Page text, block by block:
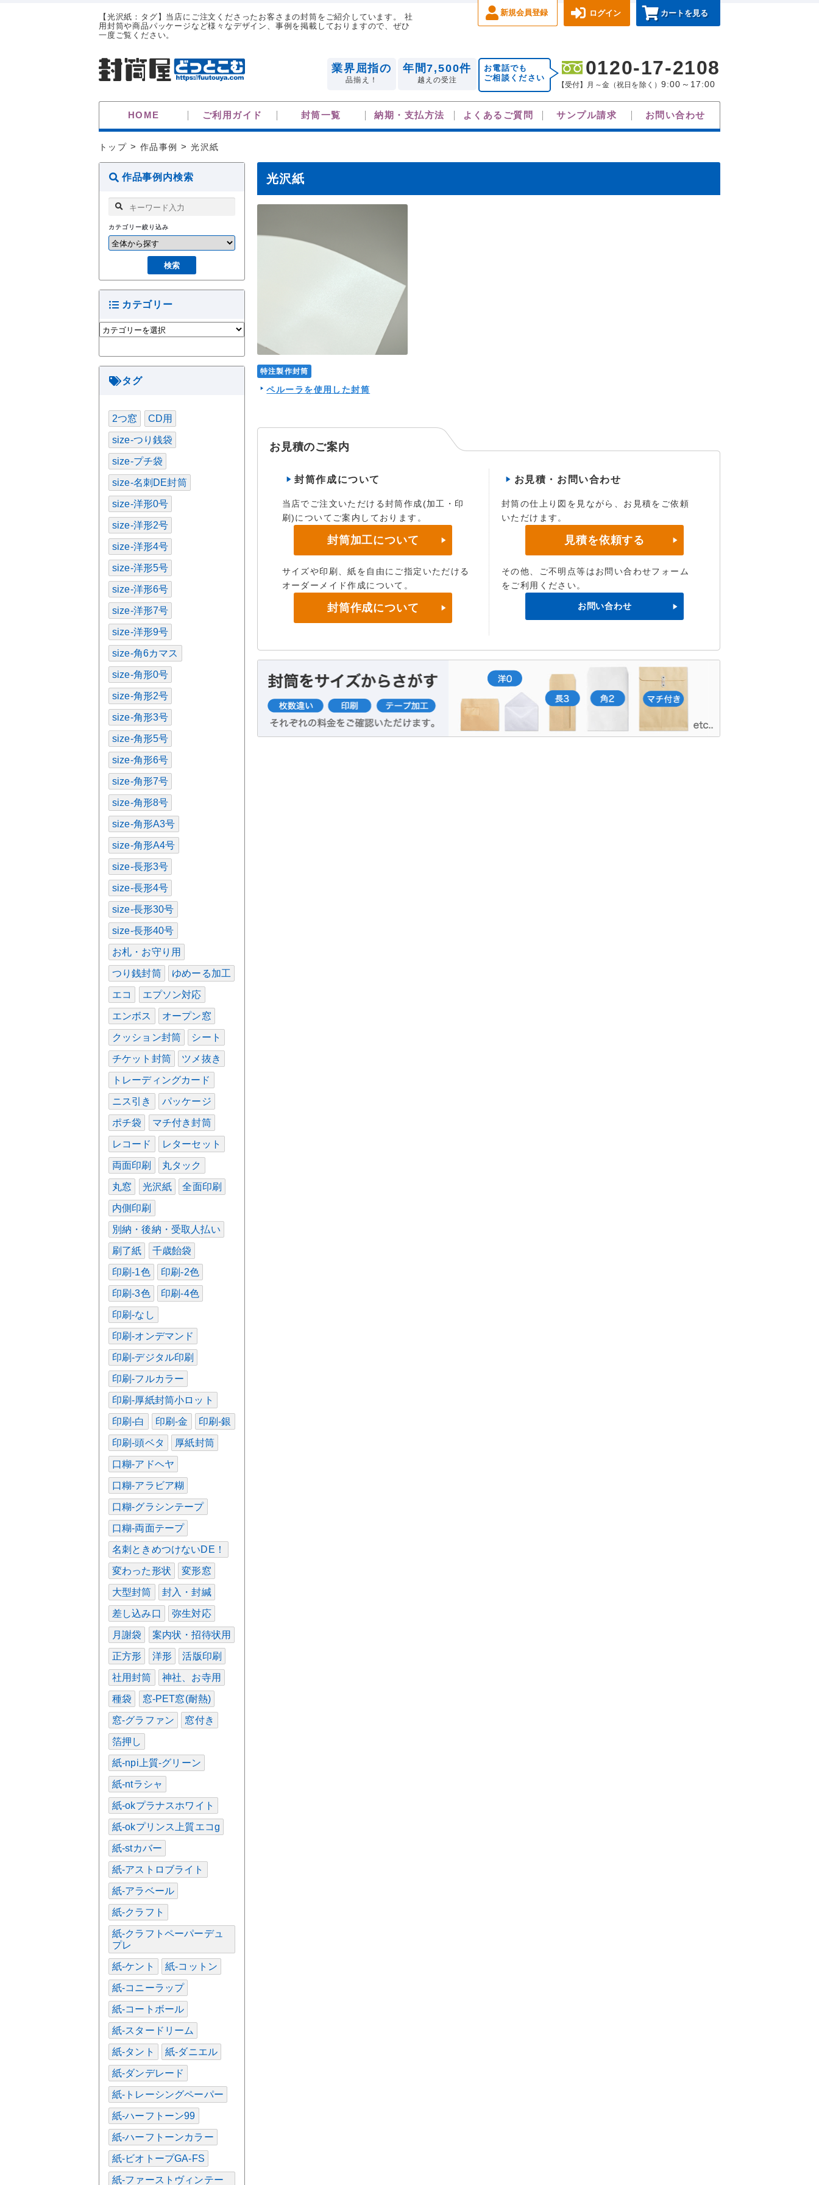
【光沢紙：タグ】当店にご注文くださったお客さまの封筒をご紹介しています。 社
用封筒や商品パッケージなど様々なデザイン、事例を掲載しておりますので、ぜひ
一度ご覧ください。
新規会員登録 ログイン カートを見る
業界屈指の
品揃え！
年間7,500件
越えの受注
お電話でも
ご相談ください
0120-17-2108
【受付】月～金（祝日を除く）9:00～17:00
HOME ご利用ガイド 封筒一覧 納期・支払方法 よくあるご質問 サンプル請求 お問い合わせ
トップ > 作品事例 >光沢紙
光沢紙
特注製作封筒
ペルーラを使用した封筒
お見積のご案内
封筒作成について
当店でご注文いただける封筒作成(加工・印
刷)についてご案内しております。
封筒加工について
サイズや印刷、紙を自由にご指定いただける
オーダーメイド作成について。
封筒作成について
お見積・お問い合わせ
封筒の仕上り図を見ながら、お見積をご依頼
いただけます。
見積を依頼する
その他、ご不明点等はお問い合わせフォーム
をご利用ください。
お問い合わせ
作品事例内検索
カテゴリー絞り込み
カテゴリー
カ
テ
タグ
2つ窓 CD用
size-つり銭袋
size-プチ袋
size-名刺DE封筒
size-洋形0号
size-洋形2号
size-洋形4号
size-洋形5号
size-洋形6号
size-洋形7号
size-洋形9号
size-角6カマス
size-角形0号
size-角形2号
size-角形3号
size-角形5号
size-角形6号
size-角形7号
size-角形8号
size-角形A3号
size-角形A4号
size-長形3号
size-長形4号
size-長形30号
size-長形40号
お札・お守り用
つり銭封筒 ゆめーる加工
エコ エプソン対応
エンボス オープン窓
クッション封筒 シート
チケット封筒 ツメ抜き
トレーディングカード
ニス引き パッケージ
ポチ袋 マチ付き封筒
レコード レターセット
両面印刷 丸タック
丸窓 光沢紙 全面印刷
内側印刷
別納・後納・受取人払い
刷了紙 千歳飴袋
印刷-1色 印刷-2色
印刷-3色 印刷-4色
印刷-なし
印刷-オンデマンド
印刷-デジタル印刷
印刷-フルカラー
印刷-厚紙封筒小ロット
印刷-白 印刷-金 印刷-銀
印刷-頭ベタ 厚紙封筒
口糊-アドヘヤ
口糊-アラビア糊
口糊-グラシンテープ
口糊-両面テープ
名刺ときめつけないDE！
変わった形状 変形窓
大型封筒 封入・封緘
差し込み口 弥生対応
月謝袋 案内状・招待状用
正方形 洋形 活版印刷
社用封筒 神社、お寺用
種袋 窓-PET窓(耐熱)
窓-グラファン 窓付き
箔押し
紙-npi上質-グリーン
紙-ntラシャ
紙-okプラナスホワイト
紙-okプリンス上質エコg
紙-stカバー
紙-アストロブライト
紙-アラベール
紙-クラフト
紙-クラフトペーパーデュ
プレ
紙-ケント 紙-コットン
紙-コニーラップ
紙-コートボール
紙-スタードリーム
紙-タント 紙-ダニエル
紙-ダンデレード
紙-トレーシングペーパー
紙-ハーフトーン99
紙-ハーフトーンカラー
紙-ビオトープGA-FS
紙-ファーストヴィンテー